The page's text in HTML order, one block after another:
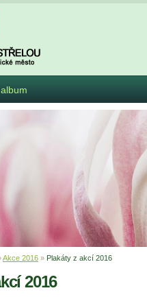
Akce 2016 » Plakáty z akcí 2016
2016